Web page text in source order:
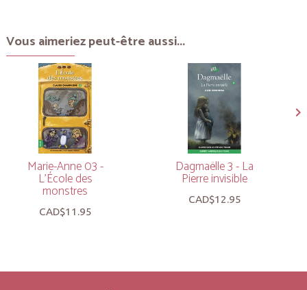
Vous aimeriez peut-être aussi...
Marie-Anne 03 -
L’École des
monstres
CAD$11.95
Dagmaëlle 3 - La
Pierre invisible
CAD$12.95